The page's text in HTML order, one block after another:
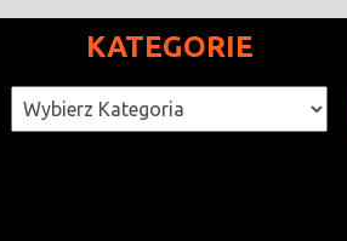
KATEGORIE
Kategorie